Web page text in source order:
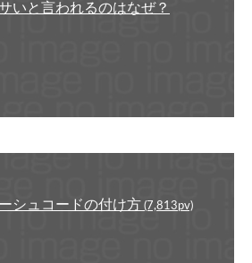
いと言われるのはなぜ？
シュコードの付け方 (7,813pv)